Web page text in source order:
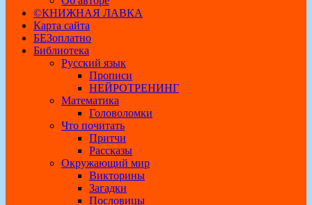
©КНИЖНАЯ ЛАВКА
Карта сайта
БЕЗоплатно
Библиотека
Русский язык
Прописи
НЕЙРОТРЕНИНГ
Математика
Головоломки
Что почитать
Притчи
Рассказы
Окружающий мир
Викторины
Загадки
Пословицы